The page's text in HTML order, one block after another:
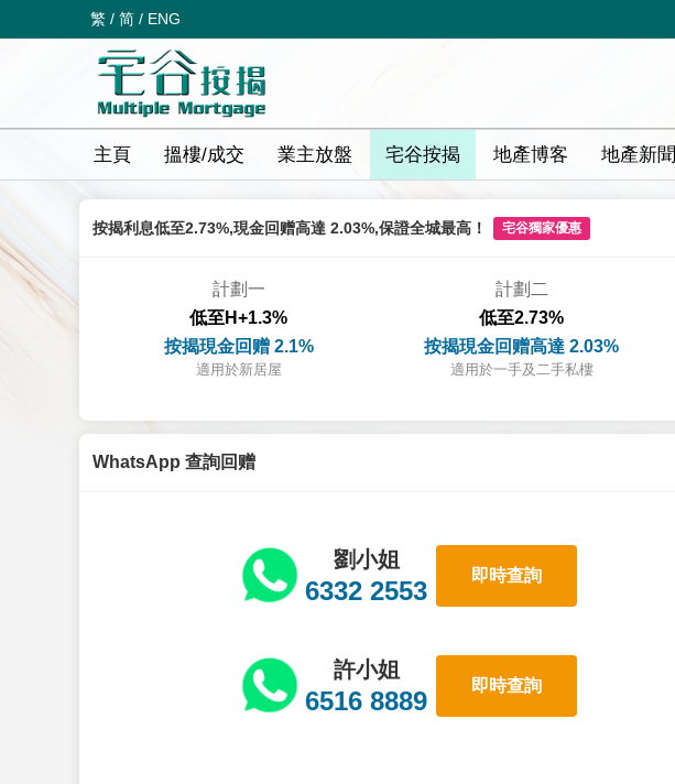
繁 / 简 / ENG
主頁 搵樓/成交 業主放盤 宅谷按揭 地產博客 地產新聞
按揭利息低至2.73%,現金回赠高達 2.03%,保證全城最高！ 宅谷獨家優惠
計劃一
低至H+1.3%
按揭現金回赠 2.1%
適用於新居屋
計劃二
低至2.73%
按揭現金回赠高達 2.03%
適用於一手及二手私樓
WhatsApp 查詢回赠
劉小姐
6332 2553
即時查詢
許小姐
6516 8889
即時查詢